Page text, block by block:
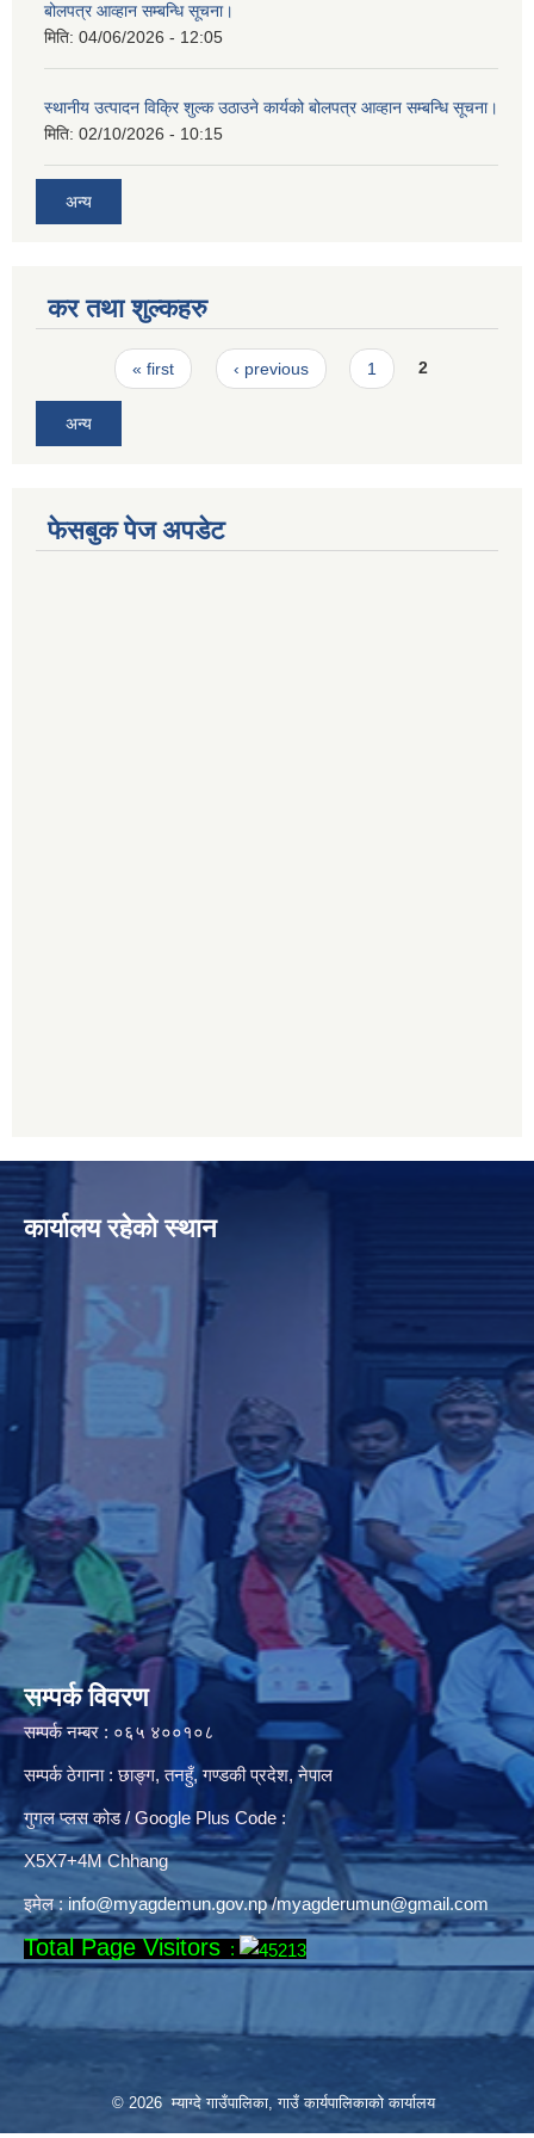
बोलपत्र आव्हान सम्बन्धि सूचना।
मिति: 04/06/2026 - 12:05
स्थानीय उत्पादन विक्रि शुल्क उठाउने कार्यको बोलपत्र आव्हान सम्बन्धि सूचना।
मिति: 02/10/2026 - 10:15
अन्य
कर तथा शुल्कहरु
Pages« first ‹ previous 1 2
अन्य
फेसबुक पेज अपडेट
कार्यालय रहेको स्थान
सम्पर्क विवरण
सम्पर्क नम्बर : ०६५ ४००१०८
सम्पर्क ठेगाना : छाङ्ग, तनहुँ, गण्डकी प्रदेश, नेपाल
गुगल प्लस कोड / Google Plus Code :
X5X7+4M Chhang
इमेल :info@myagdemun.gov.np/myagderumun@gmail.com
Total Page Visitors :
© 2026 म्याग्दे गाउँपालिका, गाउँ कार्यपालिकाको कार्यालय